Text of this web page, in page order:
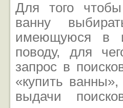
Для того
ванну
имеющуюся в
поводу, для
запрос в
«купить
выдачи